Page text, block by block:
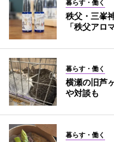
暮らす・働く
秩父・三峯
「秩父アロ
暮らす・働く
横瀬の旧芦
や対談も
暮らす・働く